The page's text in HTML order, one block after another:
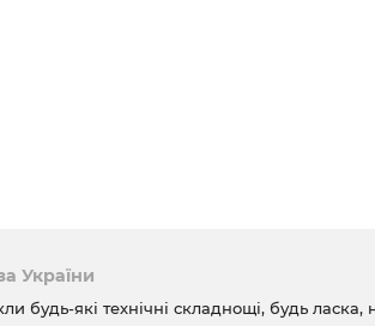
України
будь-які технічні складнощі, будь ласка,